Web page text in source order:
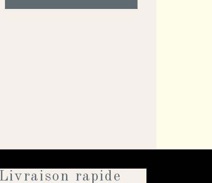
Livraison rapide